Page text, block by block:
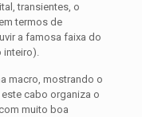
transientes, o
termos de
a famosa faixa do
inteiro).
macro, mostrando o
cabo organiza o
muito boa